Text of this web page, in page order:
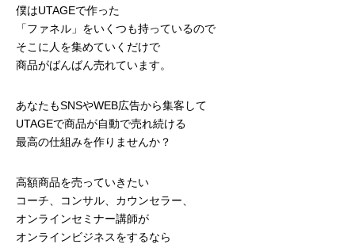
僕はUTAGEで作った
「ファネル」をいくつも持っているので
そこに人を集めていくだけで
商品がばんばん売れています。
あなたもSNSやWEB広告から集客して
UTAGEで商品が自動で売れ続ける
最高の仕組みを作りませんか？
高額商品を売っていきたい
コーチ、コンサル、カウンセラー、
オンラインセミナー講師が
オンラインビジネスをするなら